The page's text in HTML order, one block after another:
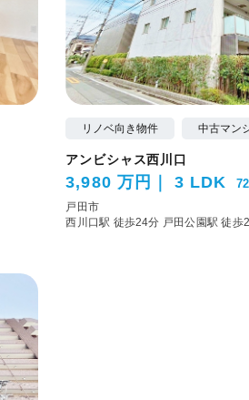
リノベ向き物件 中古マン
アンビシャス西川口
3,980 万円 3 LDK
戸田市
西川口駅 徒歩24分 戸田公園駅 徒歩